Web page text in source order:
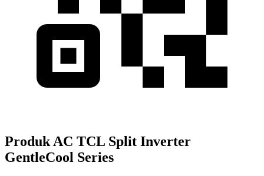
Produk AC TCL Split Inverter
GentleCool Series